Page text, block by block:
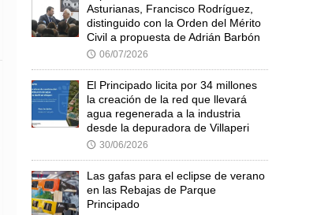
Asturianas, Francisco Rodríguez,
distinguido con la Orden del Mérito
Civil a propuesta de Adrián Barbón
🕔 06/07/2026
El Principado licita por 34 millones
la creación de la red que llevará
agua regenerada a la industria
desde la depuradora de Villaperi
🕔 30/06/2026
Las gafas para el eclipse de verano
en las Rebajas de Parque
Principado